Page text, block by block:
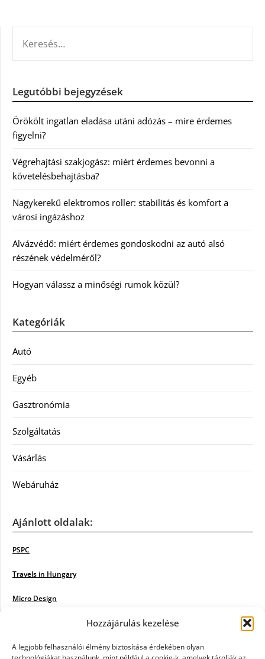
Hozzájárulás kezelése
A legjobb felhasználói élmény biztosítása érdekében olyan
Legutóbbi bejegyzések
Örökölt ingatlan eladása utáni adózás – mire érdemes
figyelni?
Végrehajtási szakjogász: miért érdemes bevonni a
követelésbehajtásba?
Nagykerekű elektromos roller: stabilitás és komfort a
városi ingázáshoz
Alvázvédő: miért érdemes gondoskodni az autó alsó
részének védelméről?
Hogyan válassz a minőségi rumok közül?
Kategóriák
Autó
Egyéb
Gasztronómia
Szolgáltatás
Vásárlás
Webáruház
Ajánlott oldalak:
PSPC
Travels in Hungary
Micro Design
Poiwiki